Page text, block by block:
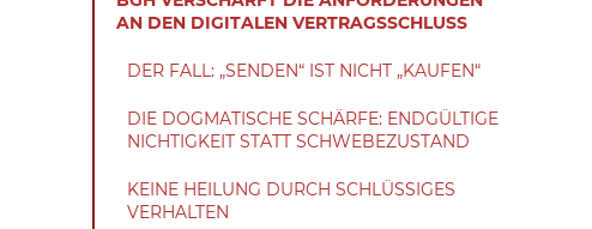
AN DEN DIGITALEN VERTRAGSSCHLUSS
DER FALL: „SENDEN“ IST NICHT „KAUFEN“
DIE DOGMATISCHE SCHÄRFE: ENDGÜLTIGE
NICHTIGKEIT STATT SCHWEBEZUSTAND
KEINE HEILUNG DURCH SCHLÜSSIGES
VERHALTEN